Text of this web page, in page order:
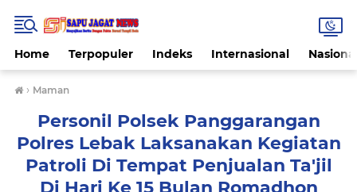
Home Terpopuler Indeks Internasional
› Maman
Personil Polsek Panggarangan
Polres Lebak Laksanakan Kegiatan
Patroli Di Tempat Penjualan Ta'jil
Di Hari Ke 15 Bulan Romadhon